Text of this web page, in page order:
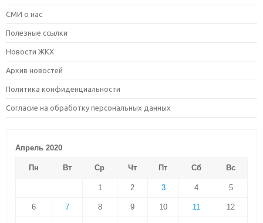
СМИ о нас
Полезные ссылки
Новости ЖКХ
Архив новостей
Политика конфиденциальности
Согласие на обработку персональных данных
Апрель 2020
Пн Вт Ср Чт Пт Сб Вс
1 2 3 4 5
6 7 8 9 10 11 12